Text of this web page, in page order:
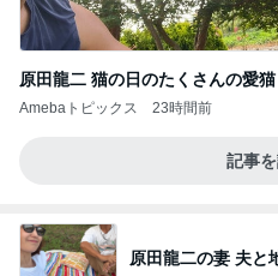
原田龍二 猫の日のたくさんの愛猫
Amebaトピックス 23時間前
記事
原田龍二の妻 夫と